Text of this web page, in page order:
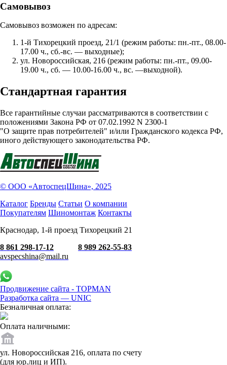
Самовывоз
Самовывоз возможен по адресам:
1-й Тихорецкий проезд, 21/1 (режим работы: пн.-пт., 08.00-
17.00 ч., сб.-вс. — выходные);
ул. Новороссийская, 216 (режим работы: пн.-пт., 09.00-
19.00 ч., сб. — 10.00-16.00 ч., вс. —выходной).
Стандартная гарантия
Все гарантийные случаи рассматриваются в соответствии с
положениями Закона РФ от 07.02.1992 N 2300-1
"О защите прав потребителей" и/или Гражданского кодекса РФ,
иного действующего законодательства РФ.
© ООО «АвтоспецШина», 2025
Каталог Бренды Статьи О компании
Покупателям Шиномонтаж Контакты
Краснодар, 1-й проезд Тихорецкий 21
8 861 298-17-12
8 989 262-55-83
avspecshina@mail.ru
Продвижение сайта - TOPMAN
Разработка сайта — UNIC
Безналичная оплата:
Оплата наличными:
ул. Новороссийская 216, оплата по счету
(для юр.лиц и ИП).